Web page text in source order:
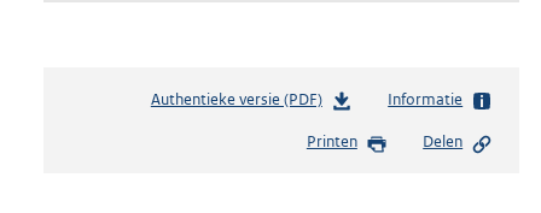
Authentieke versie (PDF)b
s
Informatie
Printen Delen